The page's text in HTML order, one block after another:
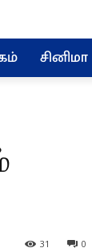
சினிமா
0
31